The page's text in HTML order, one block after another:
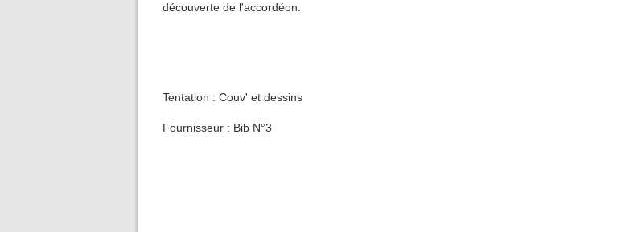
découverte de l'accordéon.
Tentation : Couv' et dessins
Fournisseur : Bib N°3